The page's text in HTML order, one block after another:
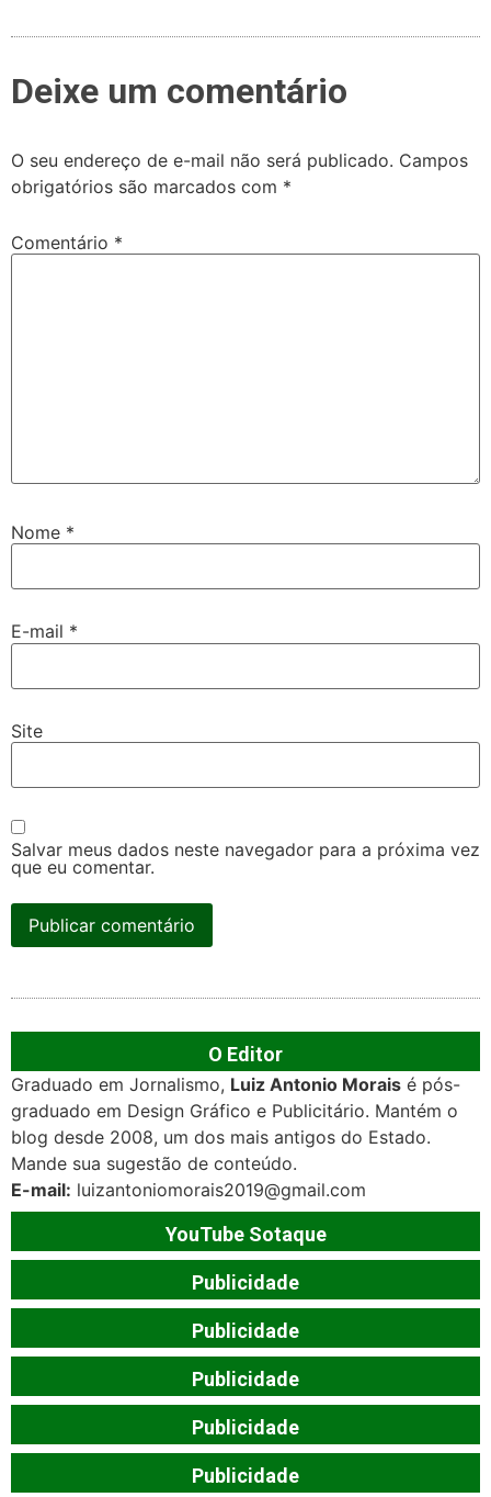
Deixe um comentário
O seu endereço de e-mail não será publicado. Campos
obrigatórios são marcados com *
Comentário *
Nome *
E-mail *
Site
Salvar meus dados neste navegador para a próxima vez
que eu comentar.
O Editor
Graduado em Jornalismo, Luiz Antonio Morais é pós-
graduado em Design Gráfico e Publicitário. Mantém o
blog desde 2008, um dos mais antigos do Estado.
Mande sua sugestão de conteúdo.
E-mail: luizantoniomorais2019@gmail.com
YouTube Sotaque
Publicidade
Publicidade
Publicidade
Publicidade
Publicidade